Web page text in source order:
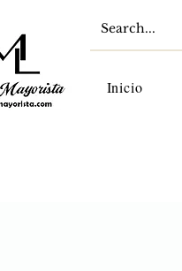
Inicio